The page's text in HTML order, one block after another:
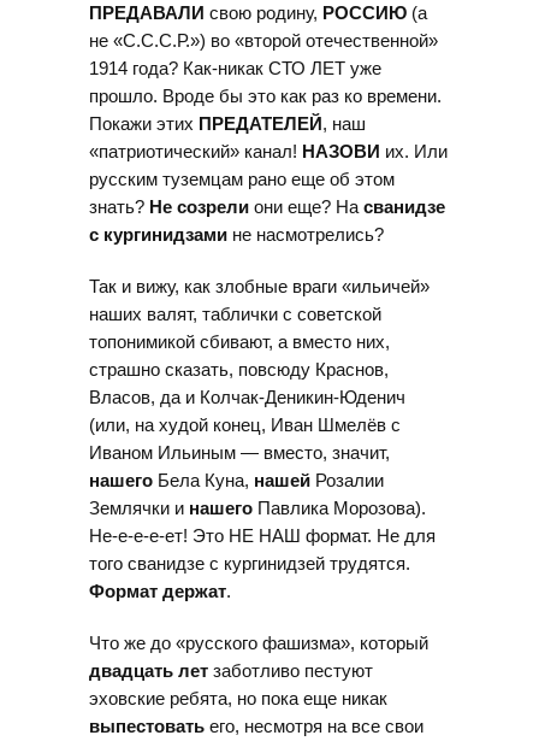
ПРЕДАВАЛИ свою родину, РОССИЮ (а
не «С.С.С.Р.») во «второй отечественной»
1914 года? Как-никак СТО ЛЕТ уже
прошло. Вроде бы это как раз ко времени.
Покажи этих ПРЕДАТЕЛЕЙ, наш
«патриотический» канал! НАЗОВИ их. Или
русским туземцам рано еще об этом
знать? Не созрели они еще? На сванидзе
с кургинидзами не насмотрелись?
Так и вижу, как злобные враги «ильичей»
наших валят, таблички с советской
топонимикой сбивают, а вместо них,
страшно сказать, повсюду Краснов,
Власов, да и Колчак-Деникин-Юденич
(или, на худой конец, Иван Шмелёв с
Иваном Ильиным — вместо, значит,
нашего Бела Куна, нашей Розалии
Землячки и нашего Павлика Морозова).
Не-е-е-е-ет! Это НЕ НАШ формат. Не для
того сванидзе с кургинидзей трудятся.
Формат держат.
Что же до «русского фашизма», который
двадцать лет заботливо пестуют
эховские ребята, но пока еще никак
выпестовать его, несмотря на все свои